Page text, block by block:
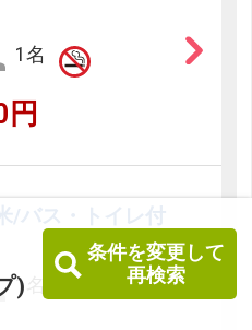
)
条件を変更して
再検索
1名
/バス・トイレ付
1名